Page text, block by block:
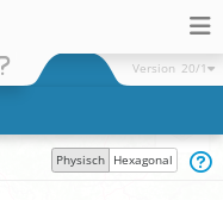
Version 20/1
Physisch Hexagonal